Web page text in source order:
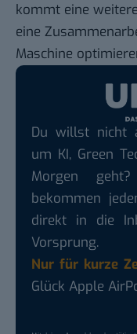
kommt eine
eine
Maschine
Du willst nicht
um KI, Green
Morgen
bekommen
direkt in die
Vorsprung.
Nur für kurze
Glück Apple